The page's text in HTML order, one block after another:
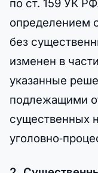
по ст. 159 УК
определением
без
изменен в
указанные
подлежащими
существенных